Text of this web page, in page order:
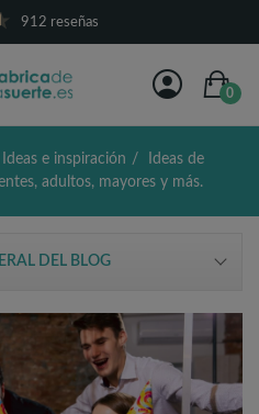
912 reseñas
0
Ideas e inspiración
Ideas de
adultos, mayores y más.
DEL BLOG